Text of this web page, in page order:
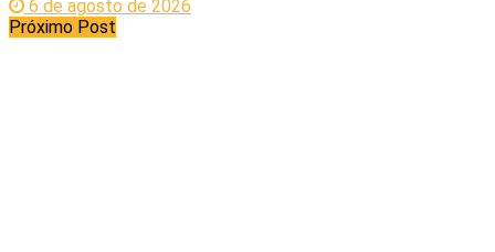
6 de agosto de 2026
Próximo Post